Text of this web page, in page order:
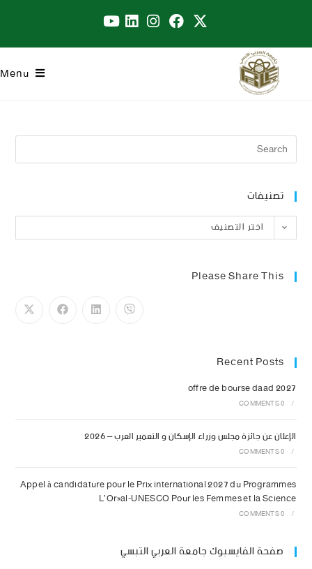
Menu
تصنيفات
اختر التصنيف
Please Share This
Recent Posts
offre de bourse daad 2027
/
0 COMMENTS
الإعلان عن جائزة مجلس وزراء الإسكان و التعمير العرب – 2026
/
0 COMMENTS
Appel à candidature pour le Prix international 2027 du Programmes
L’Oréal-UNESCO Pour les Femmes et la Science
/
0 COMMENTS
صفحة الفايسبوك جامعة العربي التبسي